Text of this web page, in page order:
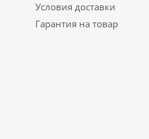
Условия доставки
Гарантия на товар